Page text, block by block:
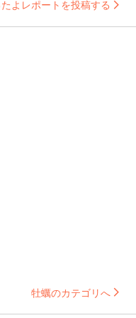
よレポートを投稿する
牡蠣のカテゴリへ